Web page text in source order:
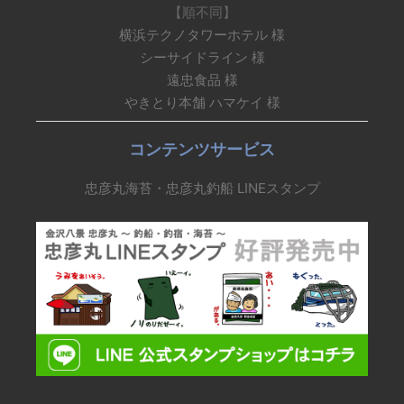
【順不同】
横浜テクノタワーホテル 様
シーサイドライン 様
遠忠食品 様
やきとり本舗 ハマケイ 様
コンテンツサービス
忠彦丸海苔・忠彦丸釣船 LINEスタンプ